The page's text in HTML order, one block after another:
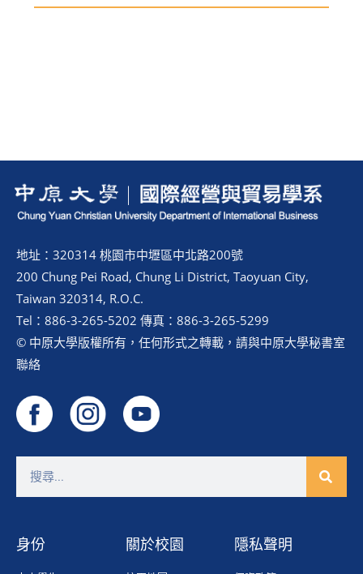
地址：320314 桃園市中壢區中北路200號
200 Chung Pei Road, Chung Li District, Taoyuan City,
Taiwan 320314, R.O.C.
Tel：886-3-265-5202 傳真：886-3-265-5299
© 中原大學版權所有，任何形式之轉載，請與中原大學秘書室
聯絡
身份 關於校園 隱私聲明